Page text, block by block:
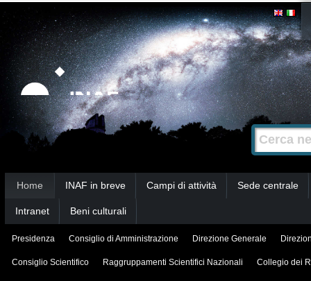
Strumenti
personali
Salta
contenuti.
|
Salta
alla
navigazione
Cerca nel
Ricerca
avanzata…
Home INAF in breve Campi di attività Sede centrale
Intranet Beni culturali
Presidenza Consiglio di Amministrazione Direzione Generale
Consiglio Scientifico Raggruppamenti Scientifici Nazionali Collegio dei